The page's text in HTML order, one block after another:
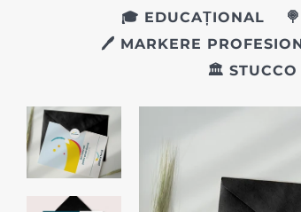
🎓 EDUCAȚIONAL
🖊 MARKERE
🏛️ STUCCO